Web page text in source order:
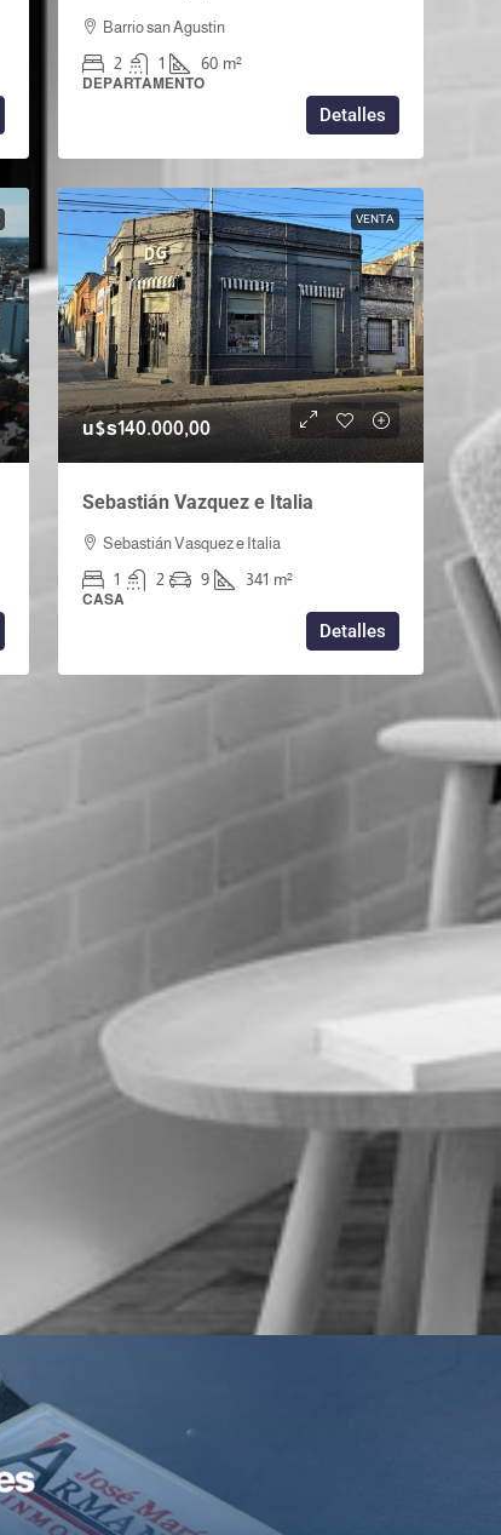
Barrio san Agustin
2 1 60 m²
DEPARTAMENTO
Detalles
VENTA
u$s140.000,00
Sebastián Vazquez e Italia
Sebastián Vasquez e Italia
1 2 9 341 m²
CASA
Detalles